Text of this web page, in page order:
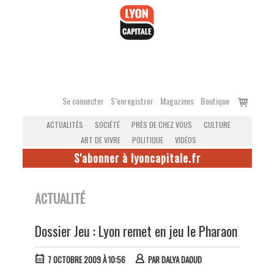
Se connecter S’enregistrer Magazines Boutique
Voir
ACTUALITÉS SOCIÉTÉ PRÈS DE CHEZ VOUS
CULTURE
ART DE VIVRE
POLITIQUE VIDÉOS
S'abonner à lyoncapitale.fr
ACTUALITÉ
Dossier Jeu : Lyon remet en jeu le Pharaon
7 OCTOBRE 2009 À 10:56 PARDALYA DAOUD